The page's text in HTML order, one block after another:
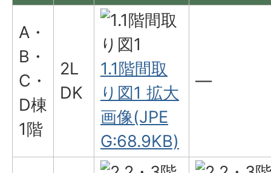
A・
B・
C・
D棟
1階
2L
DK
1.1階間取
り図1 拡大
画像(JPE
G:68.9KB)
―